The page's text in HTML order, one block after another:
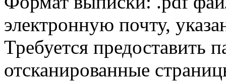
электронную почту,
Требуется предоставить
отсканированные